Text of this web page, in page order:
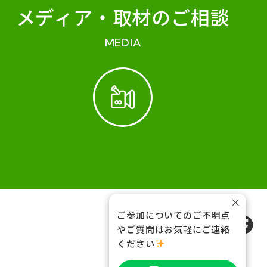
メディア・ 取材のご相談
MEDIA
FOLLOW US
ご参加についてのご不明点
やご質問はお気軽にご連絡
ください
×